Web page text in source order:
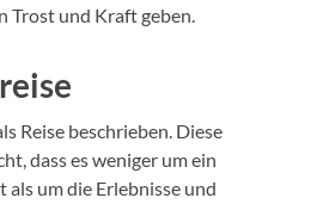
Trost und Kraft geben.
Reise beschrieben. Diese
dass es weniger um ein
als um die Erlebnisse und